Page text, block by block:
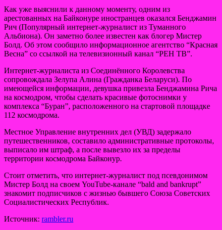
Как уже выяснили к данному моменту, одним из
арестованных на Байконуре иностранцев оказался Бенджамин
Рич (Популярный интернет-журналист из Туманного
Альбиона). Он заметно более известен как блогер Мистер
Болд. Об этом сообщило информационное агентство “Красная
Весна” со ссылкой на телевизионный канал “РЕН ТВ”.
Интернет-журналиста из Соединённого Королевства
сопровождала Зелупа Алина (Гражданка Беларуси). По
имеющейся информации, девушка привезла Бенджамина Рича
на космодром, чтобы сделать красивые фотоснимки у
комплекса “Буран”, расположенного на стартовой площадке
112 космодрома.
Местное Управление внутренних дел (УВД) задержало
путешественников, составило административные протоколы,
выписало им штраф, а после вывезло их за пределы
территории космодрома Байконур.
Стоит отметить, что интернет-журналист под псевдонимом
Мистер Болд на своем YouTube-канале “bald and bankrupt”
знакомит подписчиков с жизнью бывшего Союза Советских
Социалистических Республик.
Источник: rambler.ru